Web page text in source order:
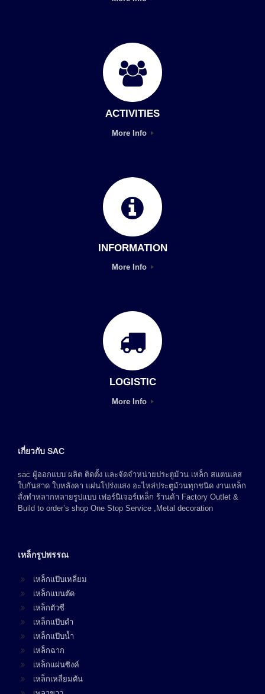
ACTIVITIES
More Info
INFORMATION
More Info
LOGISTIC
More Info
เกี่ยวกับ SAC
sac ผู้ออกแบบ ผลิต ติดตั้ง และจัดจำหน่ายประตูม้วน เหล็ก สแตนเลส
ใบกันสาด ใบหลังคา แผ่นโปร่งแสง อะไหล่ประตูม้วนทุกชนิด งานเหล็ก
สั่งทำหลากหลายรูปแบบ เฟอร์นิเจอร์เหล็ก ร้านค้า Factory Outlet &
Build to order’s shop One Stop Service ,Metal decoration
เหล็กรูปพรรณ
เหล็กแป๊บเหลี่ยม
เหล็กแบนตัด
เหล็กตัวซี
เหล็กแป๊บดำ
เหล็กแป๊บน้ำ
เหล็กฉาก
เหล็กแผ่นซิงค์
เหล็กเหลี่ยมตัน